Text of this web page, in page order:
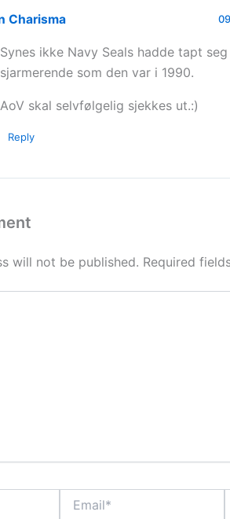
Charisma
Synes ikke Navy Seals hadde tapt
sjarmerende som den var i 1990.
AoV skal selvfølgelig sjekkes ut.:)
Reply
will not be published. Required